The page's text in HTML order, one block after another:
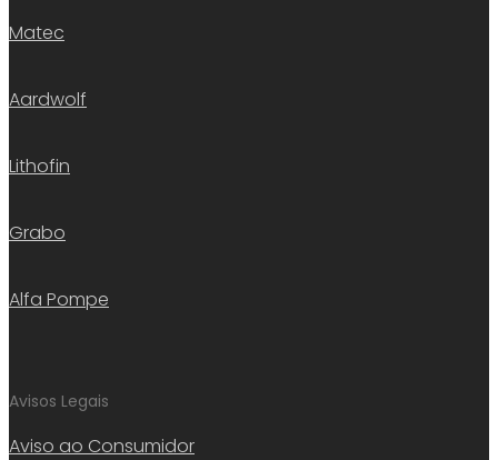
Matec
Aardwolf
Lithofin
Grabo
Alfa Pompe
Avisos Legais
Aviso ao Consumidor